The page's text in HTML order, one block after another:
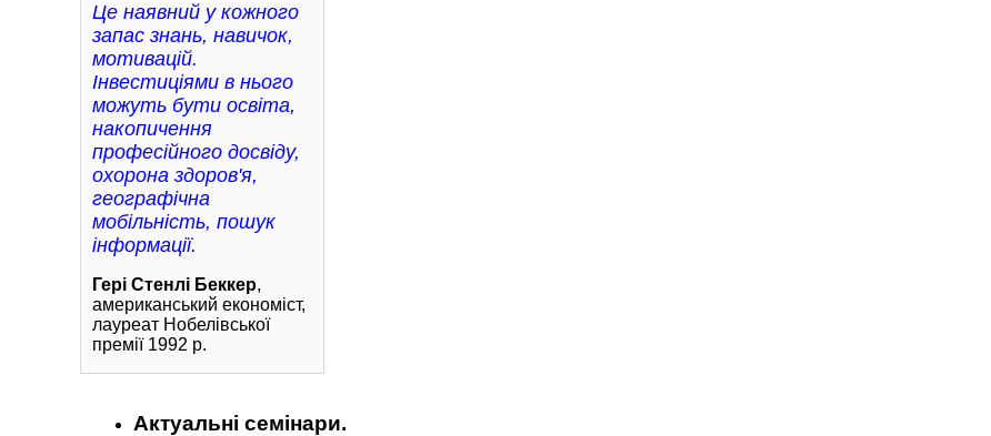
Це наявний у кожного
запас знань, навичок,
мотивацій.
Інвестиціями в нього
можуть бути освіта,
накопичення
професійного досвіду,
охорона здоров'я,
географічна
мобільність, пошук
інформації.
Гері Стенлі Беккер,
американський економіст,
лауреат Нобелівської
премії 1992 р.
Актуальні семінари.